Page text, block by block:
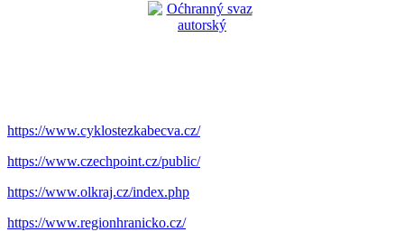
https://www.cyklostezkabecva.cz/
https://www.czechpoint.cz/public/
https://www.olkraj.cz/index.php
https://www.regionhranicko.cz/